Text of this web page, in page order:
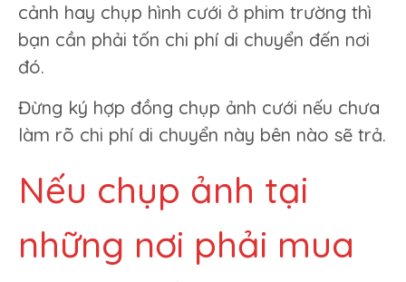
cảnh hay chụp hình cưới ở phim trường thì
bạn cần phải tốn chi phí di chuyển đến nơi
đó.
Đừng ký hợp đồng chụp ảnh cưới nếu chưa
làm rõ chi phí di chuyển này bên nào sẽ trả.
Nếu chụp ảnh tại
những nơi phải mua